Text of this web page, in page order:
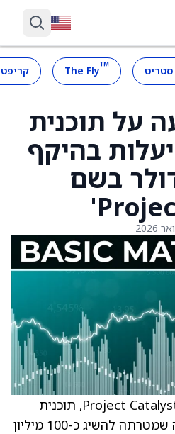
סטריט ™
The Fly
על תוכנית
בהיקף
דולר בשם
) הודיעה על Project Catalyst, תוכנית
תפעול והתייעלות מקיפה שמטרתה להשיג כ-100 מיליון